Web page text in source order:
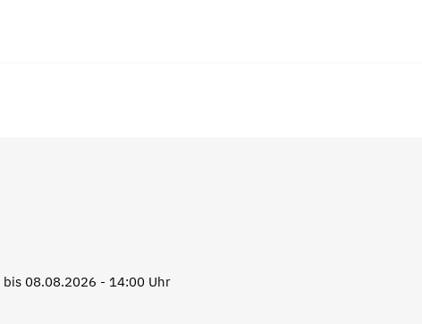
08.08.2026 - 14:00 Uhr